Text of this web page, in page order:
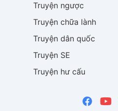
Truyện ngược
Truyện chữa lành
Truyện dân quốc
Truyện SE
Truyện hư cấu